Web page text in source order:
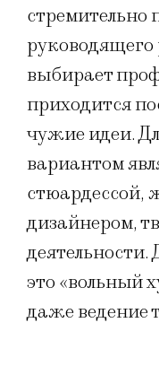
стремительно
выбирает
приходится
чужие идеи.
вариантом
стюардессой,
дизайнером,
это «вольный
даже ведение